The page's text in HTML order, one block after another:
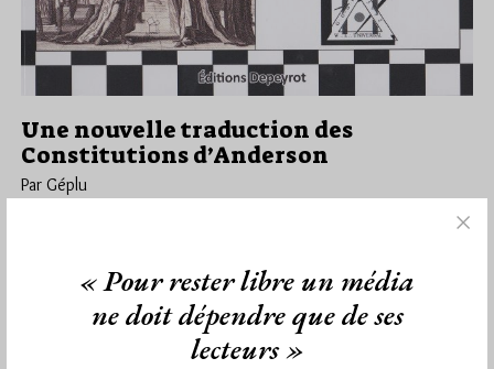
Une nouvelle traduction des
Constitutions d’Anderson
Par Géplu
Lu 19927 fois
maçonnerie une nouvelle traduction des Constitutions
d'Anderson, réalisée par la…
« Pour rester libre un média
ne doit dépendre que de ses
lecteurs »